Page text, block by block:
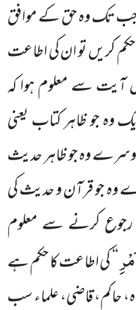
تک وہ حق کے موافق
کریں تو ان کی اطاعت
آیت سے معلوم ہوا کہ
وہ جو ظاہر کتاب یعنی
وہ جو ظاہر حدیث
جو قرآن و حدیث کی
کرنے سے معلوم
‘‘کی اطاعت کا حکم ہے
حاکم، قاضی، علماء سب